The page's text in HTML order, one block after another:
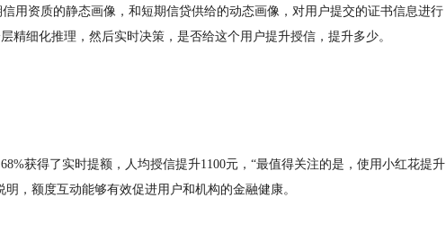
用资质的静态画像，和短期信贷供给的动态画像，对用户提交的证书信息进行
精细化推理，然后实时决策，是否给这个用户提升授信，提升多少。
获得了实时提额，人均授信提升1100元，“最值得关注的是，使用小红花提升
，额度互动能够有效促进用户和机构的金融健康。